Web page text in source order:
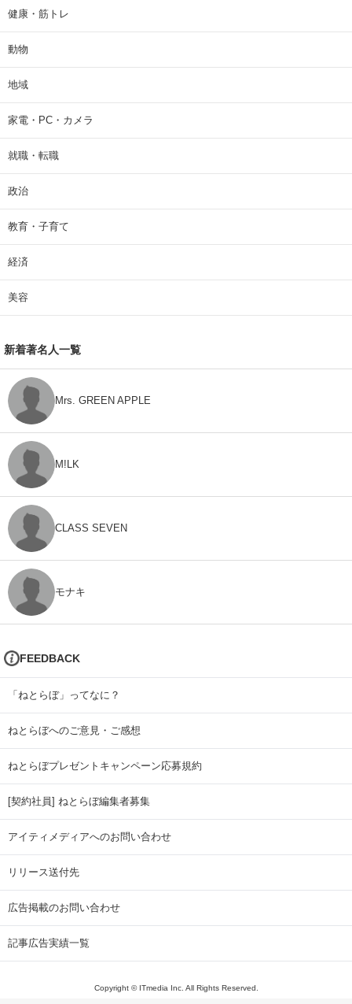
健康・筋トレ
動物
地域
家電・PC・カメラ
就職・転職
政治
教育・子育て
経済
美容
新着著名人一覧
Mrs. GREEN APPLE
M!LK
CLASS SEVEN
モナキ
FEEDBACK
「ねとらぼ」ってなに？
ねとらぼへのご意見・ご感想
ねとらぼプレゼントキャンペーン応募規約
[契約社員] ねとらぼ編集者募集
アイティメディアへのお問い合わせ
リリース送付先
広告掲載のお問い合わせ
記事広告実績一覧
Copyright © ITmedia Inc. All Rights Reserved.